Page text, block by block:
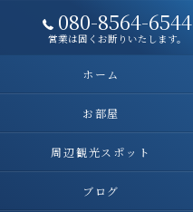
080-8564-6544
営業は固くお断りいたします。
ホーム
お部屋
周辺観光スポット
ブログ